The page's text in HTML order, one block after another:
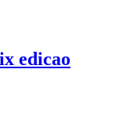
edicao